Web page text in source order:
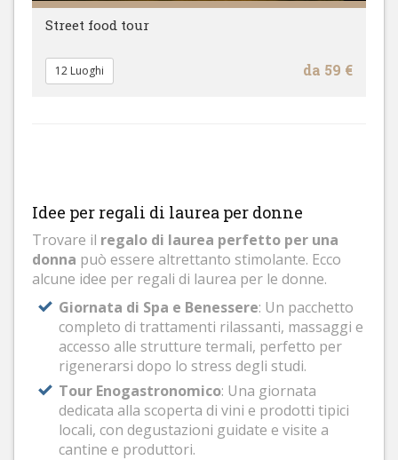
Street food tour
da 59 €
12 Luoghi
Idee per regali di laurea per donne
Trovare il regalo di laurea perfetto per una
donna può essere altrettanto stimolante. Ecco
alcune idee per regali di laurea per le donne.
Giornata di Spa e Benessere: Un pacchetto
completo di trattamenti rilassanti, massaggi e
accesso alle strutture termali, perfetto per
rigenerarsi dopo lo stress degli studi.
Tour Enogastronomico: Una giornata
dedicata alla scoperta di vini e prodotti tipici
locali, con degustazioni guidate e visite a
cantine e produttori.